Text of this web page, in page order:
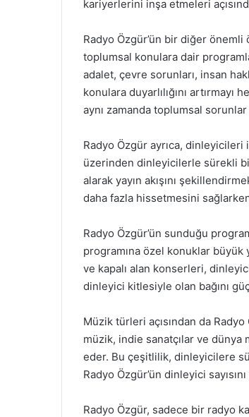
kariyerlerini inşa etmeleri
Radyo Özgür’ün bir diğer önemli
toplumsal konulara dair
adalet, çevre sorunları, insan
konulara duyarlılığını
aynı zamanda toplumsal
Radyo Özgür ayrıca,
üzerinden dinleyicilerle sürekli
alarak yayın akışını
daha fazla hissetmesini
Radyo Özgür’ün sunduğu
programına özel konuklar
ve kapalı alan konserleri,
dinleyici kitlesiyle olan bağını
Müzik türleri açısından da
müzik, indie sanatçılar ve
eder. Bu çeşitlilik, dinleyicilere
Radyo Özgür’ün dinleyici
Radyo Özgür, sadece bir radyo